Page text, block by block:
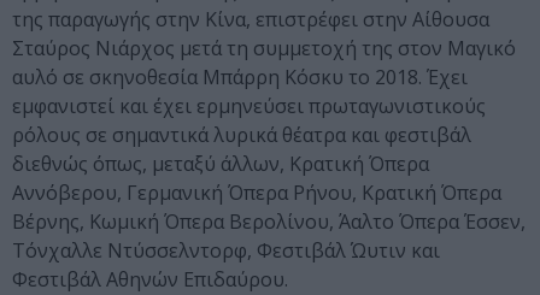
της παραγωγής στην Κίνα, επιστρέφει στην Αίθουσα
Σταύρος Νιάρχος μετά τη συμμετοχή της στον Μαγικό
αυλό σε σκηνοθεσία Μπάρρη Κόσκυ το 2018. Έχει
εμφανιστεί και έχει ερμηνεύσει πρωταγωνιστικούς
ρόλους σε σημαντικά λυρικά θέατρα και φεστιβάλ
διεθνώς όπως, μεταξύ άλλων, Κρατική Όπερα
Αννόβερου, Γερμανική Όπερα Ρήνου, Κρατική Όπερα
Βέρνης, Κωμική Όπερα Βερολίνου, Άαλτο Όπερα Έσσεν,
Τόνχαλλε Ντύσσελντορφ, Φεστιβάλ Ώυτιν και
Φεστιβάλ Αθηνών Επιδαύρου.